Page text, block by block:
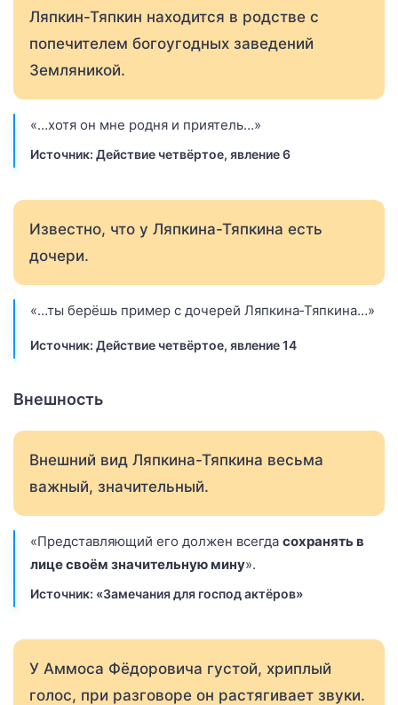
Ляпкин-Тяпкин находится в родстве с
попечителем богоугодных заведений
Земляникой.
«…хотя он мне родня и приятель…»
Источник: Действие четвёртое, явление 6
Известно, что у Ляпкина-Тяпкина есть
дочери.
«…ты берёшь пример с дочерей Ляпкина‑Тяпкина…»
Источник: Действие четвёртое, явление 14
Внешность
Внешний вид Ляпкина-Тяпкина весьма
важный, значительный.
«Представляющий его должен всегда сохранять в
лице своём значительную мину».
Источник: «Замечания для господ актёров»
У Аммоса Фёдоровича густой, хриплый
голос, при разговоре он растягивает звуки.